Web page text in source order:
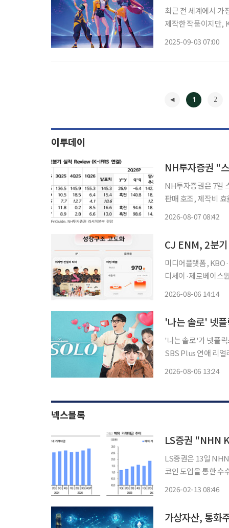
최근 전 세계에서 가
제작한 작품이지만,
2025-09-03 07:00
1 2
이투데이
NH투자증권은 7일
판매 호조, 제작비
2026-08-07 08:42
CJ ENM, 2분
미디어플랫폼,
디세이·제로베이스원·아
2026-08-06 14:14
'나는 솔로' 넷
'나는 솔로'가 넷플릭스를 통해
SBS Plus 연애 리얼
2026-08-06 13:24
넥스블록
LS증권은 13일
코인 도입을 통한 수
2026-02-13 08:46